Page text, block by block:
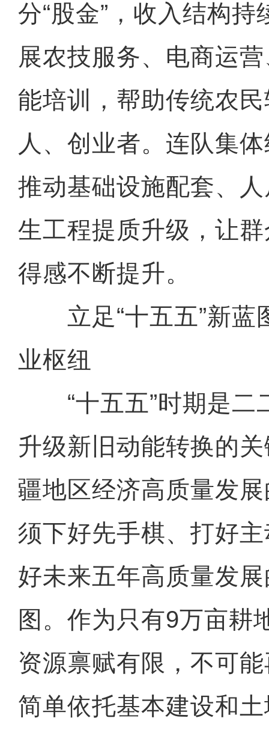
分“股金”，收入结构
展农技服务、电商运
能培训，帮助传统农
人、创业者。连队集
推动基础设施配套、
生工程提质升级，让
得感不断提升。
立足“十五五”新蓝
业枢纽
“十五五”时期是二
升级新旧动能转换的
疆地区经济高质量发
须下好先手棋、打好
好未来五年高质量发
图。作为只有9万亩耕
资源禀赋有限，不可
简单依托基本建设和